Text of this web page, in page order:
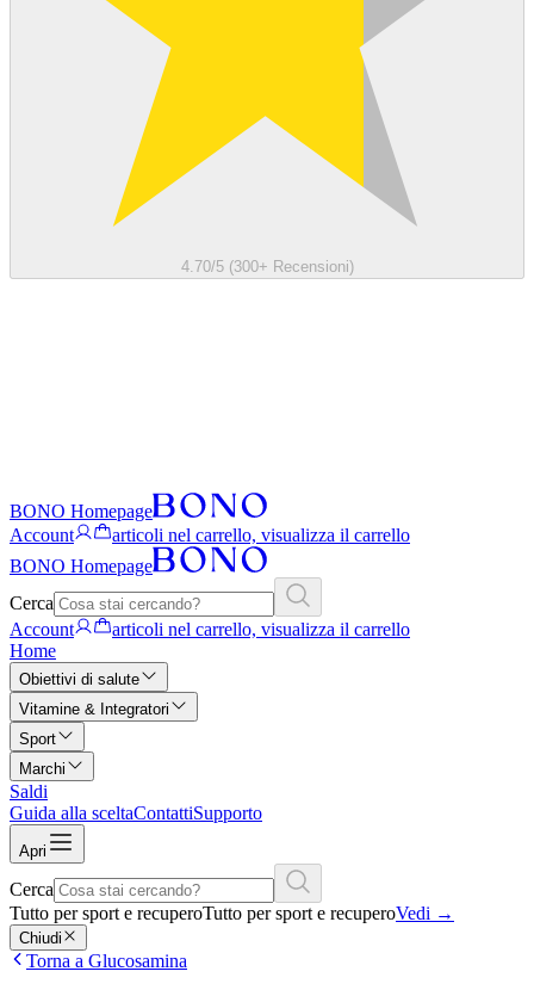
4.70/5 (300+ Recensioni)
BONO Homepage
Account
articoli nel carrello, visualizza il carrello
BONO Homepage
Cerca
Account
articoli nel carrello, visualizza il carrello
Home
Obiettivi di salute
Vitamine & Integratori
Sport
Marchi
Saldi
Guida alla sceltaContattiSupporto
Apri
Cerca
Tutto per sport e recuperoTutto per sport e recuperoVedi →
Chiudi
Torna a Glucosamina